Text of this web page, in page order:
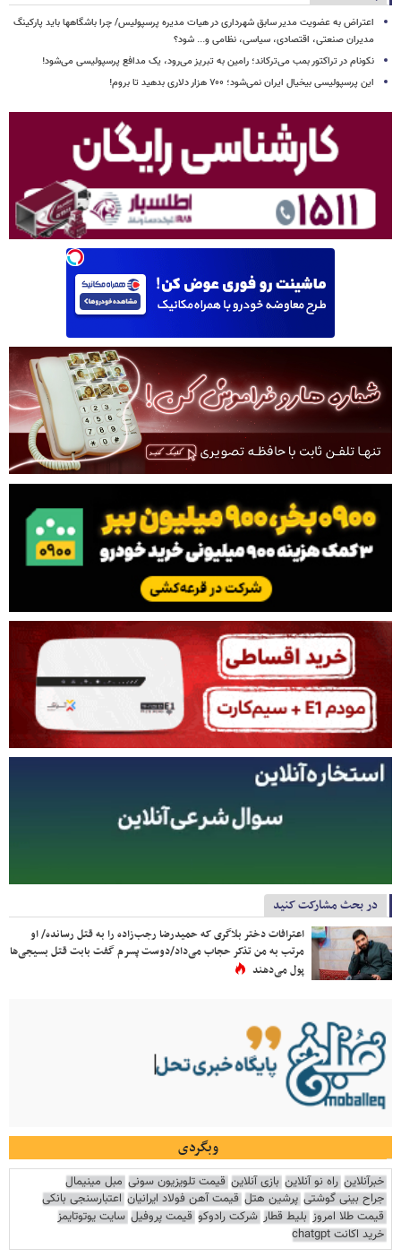
اعتراض به عضویت مدیر سابق شهرداری در هیات مدیره پرسپولیس/ چرا باشگاهها باید پارکینگ
مدیران صنعتی، اقتصادی، سیاسی، نظامی و... شود؟
نکونام در تراکتور بمب می‌ترکاند؛ رامین به تبریز می‌رود، یک مدافع پرسپولیسی می‌شود!
این پرسپولیسی بیخیال ایران نمی‌شود؛ ۷۰۰ هزار دلاری بدهید تا بروم!
در بحث مشارکت کنید
اعترافات دختر بلاگری که حمیدرضا رجب‌زاده را به قتل رسانده/ او
مرتب به من تذکر حجاب می‌داد/دوست پسرم گفت بابت قتل بسیجی‌ها
پول می‌دهند
وبگردی
خبرآنلاین راه نو آنلاین بازی آنلاین قیمت تلویزیون سونی مبل مینیمال
جراح بینی گوشتی پرشین هتل قیمت آهن فولاد ایرانیان اعتبارسنجی بانکی
قیمت طلا امروز بلیط قطار شرکت رادوکو قیمت پروفیل سایت یوتوتایمز
خرید اکانت chatgpt